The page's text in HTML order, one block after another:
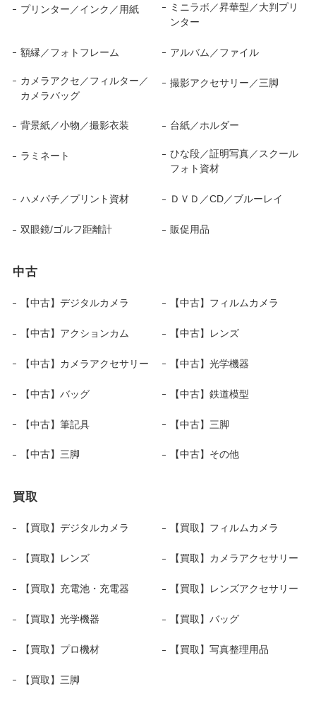
プリンター／インク／用紙
ミニラボ／昇華型／大判プリ
ンター
額縁／フォトフレーム アルバム／ファイル
カメラアクセ／フィルター／
カメラバッグ
撮影アクセサリー／三脚
背景紙／小物／撮影衣装 台紙／ホルダー
ラミネート
ひな段／証明写真／スクール
フォト資材
ハメパチ／プリント資材 ＤＶＤ／CD／ブルーレイ
双眼鏡/ゴルフ距離計 販促用品
中古
【中古】デジタルカメラ 【中古】フィルムカメラ
【中古】アクションカム 【中古】レンズ
【中古】カメラアクセサリー 【中古】光学機器
【中古】バッグ 【中古】鉄道模型
【中古】筆記具 【中古】三脚
【中古】三脚 【中古】その他
買取
【買取】デジタルカメラ 【買取】フィルムカメラ
【買取】レンズ 【買取】カメラアクセサリー
【買取】充電池・充電器 【買取】レンズアクセサリー
【買取】光学機器 【買取】バッグ
【買取】プロ機材 【買取】写真整理用品
【買取】三脚